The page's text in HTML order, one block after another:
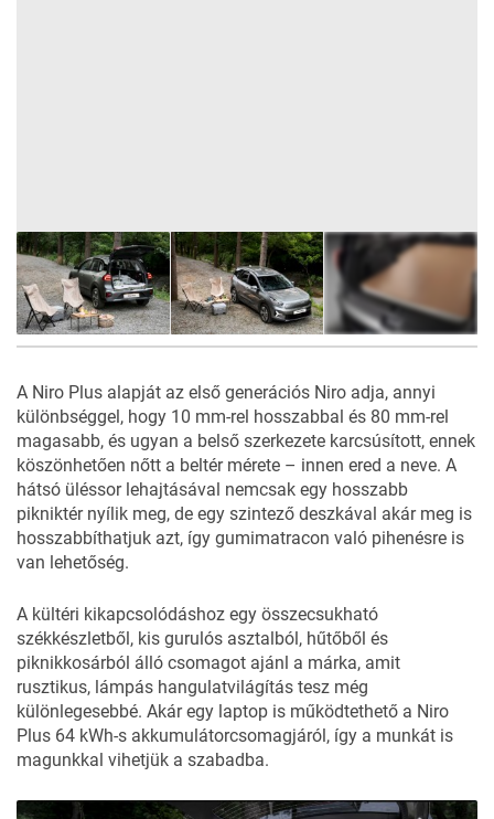
A Niro Plus alapját az első generációs Niro adja, annyi
különbséggel, hogy 10 mm-rel hosszabbal és 80 mm-rel
magasabb, és ugyan a belső szerkezete karcsúsított, ennek
köszönhetően nőtt a beltér mérete – innen ered a neve. A
hátsó üléssor lehajtásával nemcsak egy hosszabb
pikniktér nyílik meg, de egy szintező deszkával akár meg is
hosszabbíthatjuk azt, így gumimatracon való pihenésre is
van lehetőség.
A kültéri kikapcsolódáshoz egy összecsukható
székkészletből, kis gurulós asztalból, hűtőből és
piknikkosárból álló csomagot ajánl a márka, amit
rusztikus, lámpás hangulatvilágítás tesz még
különlegesebbé. Akár egy laptop is működtethető a Niro
Plus 64 kWh-s akkumulátorcsomagjáról, így a munkát is
magunkkal vihetjük a szabadba.